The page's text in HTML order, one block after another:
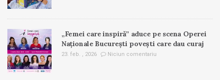
„Femei care inspiră” aduce pe scena Operei
Naționale București povești care dau curaj
23. feb. , 2026 Niciun comentariu